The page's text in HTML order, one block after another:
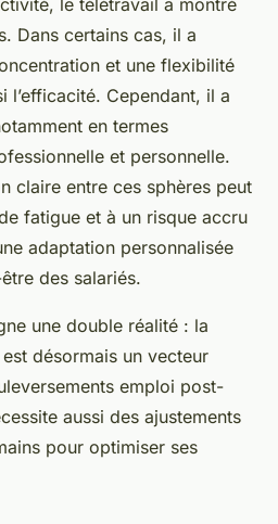
Dans certains cas, il a
et une flexibilité
l’efficacité. Cependant, il a
en termes
et personnelle.
claire entre ces sphères peut
fatigue et à un risque accru
adaptation personnalisée
des salariés.
une double réalité : la
désormais un vecteur
emploi post-
aussi des ajustements
pour optimiser ses